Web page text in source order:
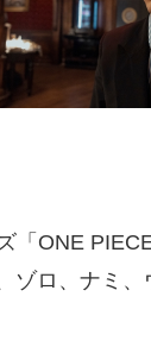
「ONE
ゾロ、ナミ